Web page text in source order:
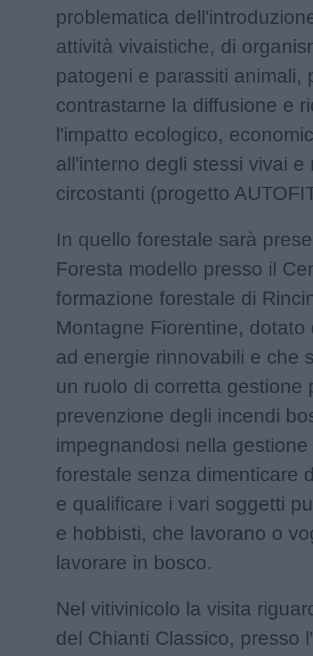
problematica
attività vivaistiche, di
patogeni e parassiti animali,
contrastarne la diffusione e
l'impatto ecologico,
all'interno degli stessi vivai e
circostanti (progetto
In quello forestale sarà
Foresta modello presso il
formazione forestale di
Montagne Fiorentine, dotato
ad energie rinnovabili e che
un ruolo di corretta gestione
prevenzione degli incendi
impegnandosi nella
forestale senza dimenticare
e qualificare i vari soggetti
e hobbisti, che lavorano o
lavorare in bosco.
Nel vitivinicolo la visita
del Chianti Classico, presso